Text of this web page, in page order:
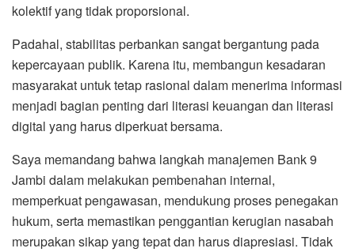
kolektif yang tidak proporsional.
Padahal, stabilitas perbankan sangat bergantung pada
kepercayaan publik. Karena itu, membangun kesadaran
masyarakat untuk tetap rasional dalam menerima informasi
menjadi bagian penting dari literasi keuangan dan literasi
digital yang harus diperkuat bersama.
Saya memandang bahwa langkah manajemen Bank 9
Jambi dalam melakukan pembenahan internal,
memperkuat pengawasan, mendukung proses penegakan
hukum, serta memastikan penggantian kerugian nasabah
merupakan sikap yang tepat dan harus diapresiasi. Tidak